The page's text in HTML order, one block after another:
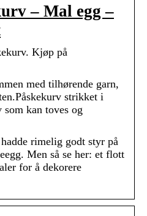
– Mal egg –
Kjøp på
med tilhørende garn,
strikket i
kan toves og
rimelig godt styr på
Men så se her: et flott
for å dekorere